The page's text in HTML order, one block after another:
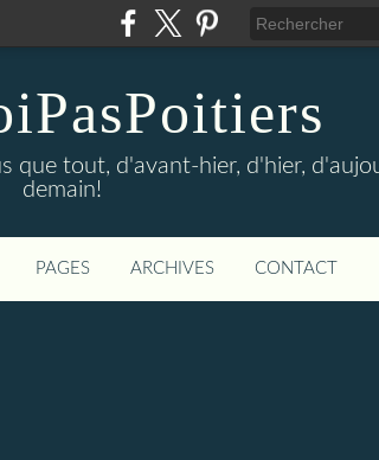
que tout, d'avant-hier, d'hier,
demain!
PAGES ARCHIVES CONTACT